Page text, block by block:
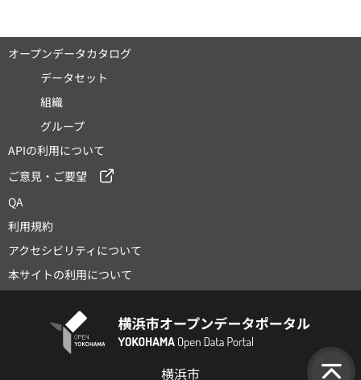
オープンデータカタログ
データセット
組織
グループ
APIの利用について
ご意見・ご要望
QA
利用規約
アクセシビリティについて
本サイトの利用について
横浜市